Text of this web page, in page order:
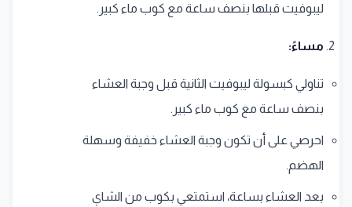
ليبوفيت قبلها بنصف ساعة مع كوب ماء كبير.
مساءً:
تناولي كبسولة ليبوفيت الثانية قبل وجبة العشاء
بنصف ساعة مع كوب ماء كبير.
احرصي على أن تكون وجبة العشاء خفيفة وسهلة
الهضم.
بعد العشاء بساعة، استمتعي بكوب من الشاي